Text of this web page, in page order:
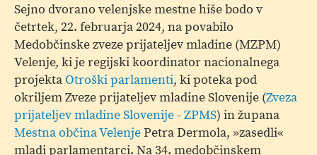
Sejno dvorano velenjske mestne hiše bodo v
četrtek, 22. februarja 2024, na povabilo
Medobčinske zveze prijateljev mladine (MZPM)
Velenje, ki je regijski koordinator nacionalnega
projektaOtroški parlamenti, ki poteka pod
okriljem Zveze prijateljev mladine Slovenije (Zveza
prijateljev mladine Slovenije - ZPMS) in župana
Mestna občina VelenjePetra Dermola, »zasedli«
mladi parlamentarci. Na 34. medobčinskem